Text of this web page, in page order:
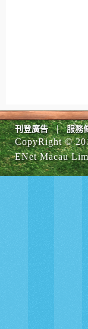
刊登廣告 | 服務
CopyRight ©
ENet Macau